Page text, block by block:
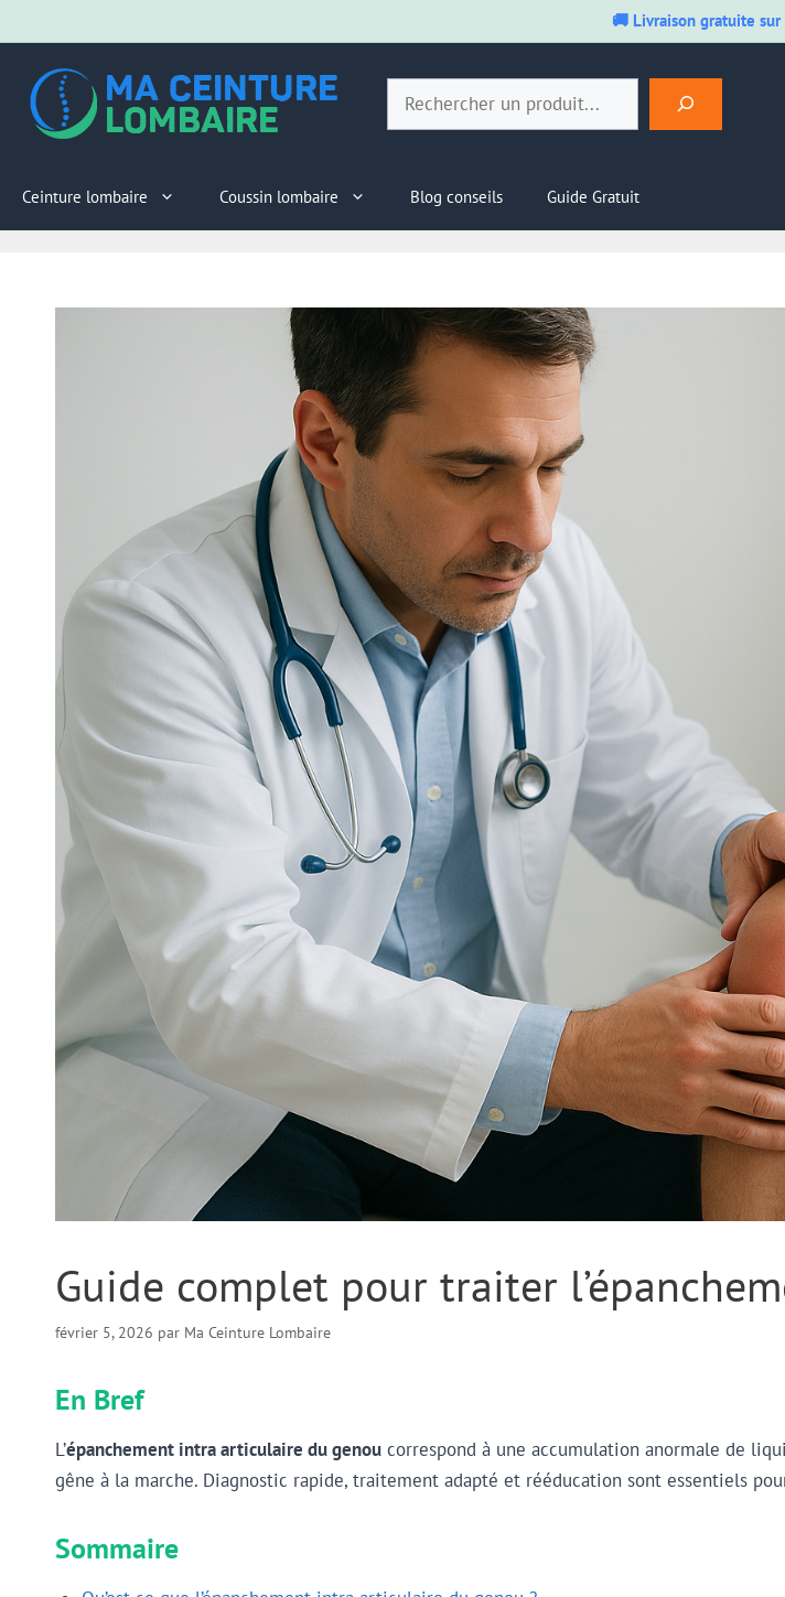
🚚 Livraison gratuite
contenu
Ceinture lombaire Coussin lombaire Blog conseils Guide Gratuit
Guide complet pour traiter
février 5, 2026 par Ma Ceinture Lombaire
En Bref
L’épanchement intra articulaire du genou correspond à une accumulation anormale de
gêne à la marche. Diagnostic rapide, traitement adapté et rééducation sont essentiels
Sommaire